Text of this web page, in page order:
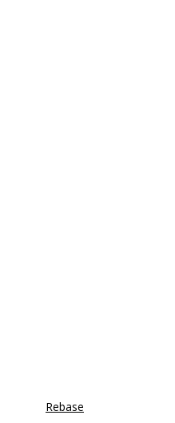
Rebase